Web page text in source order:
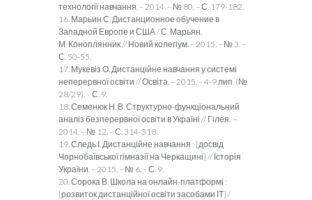
технології навчання. – 2014. – № 80. – С. 179-182.
16. Марьин С. Дистанционное обучение в
Западной Европе и США / С. Марьян,
М. Коноплянник // Новий колегіум. – 2015. – № 3. –
С. 50-55.
17. Мукевіз О. Дистанційне навчання у системі
неперервної освіти // Освіта. – 2015. – 4-9 лип. (№
28/29). – С. 9.
18. Семенюк Н. В. Структурно-функціональний
аналіз безперервної освіти в Україні // Гілея. –
2014. – № 12. – С. 314-318.
19. Следь І. Дистанційне навчання : [досвід
Чорнобаївської гімназії на Черкащині] // Історія
України. – 2015. – № 6. – С. 9.
20. Сорока В. Школа на онлайн-платформі :
[розвиток дистанційної освіти засобами ІТ] /